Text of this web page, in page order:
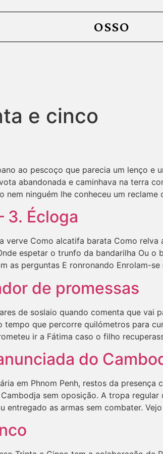
OSSO
e cinco
ao pescoço que parecia um lenço e
abandonada e caminhava na terra
nem ninguém lhe conheceu um
Écloga
verve Como alcatifa barata Como
espetar o trunfo da bandarilha Ou
as perguntas E ronronando Enrolam-
de promessas
de soslaio quando comenta que vai
tempo que percorre quilómetros para
ir a Fátima caso o filho
do
em Phnom Penh, restos da
sem oposição. A tropa
entregado as armas sem combater.